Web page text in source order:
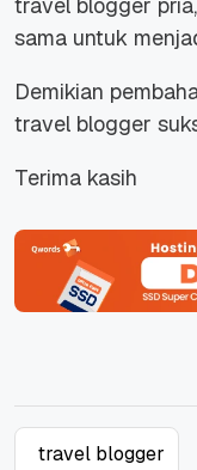
sama untuk
Demikian
travel blogger
Terima kasih
travel blogger